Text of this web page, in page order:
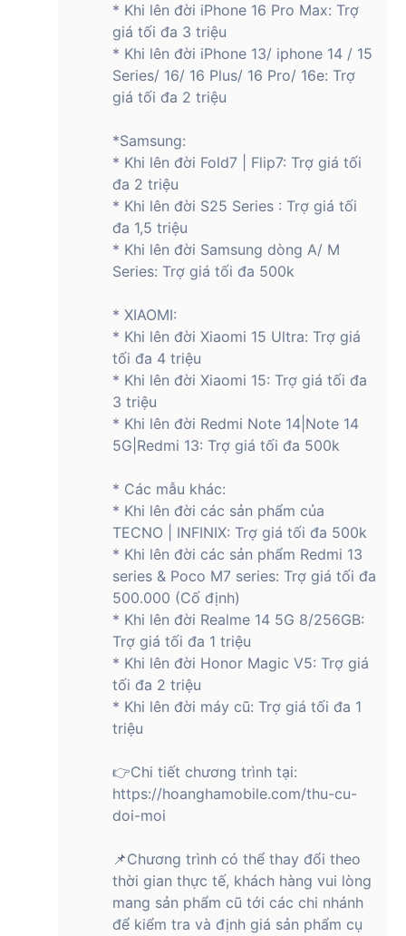
yêu cầu trải nghiệm hình ảnh chất lượng trên thiết bị di động.
HONOR 400 Lite sở hữu camera sau 108MP
đem lại khả năng chụp ảnh sáng rõ và quay
Điện thoại được trang bị cụm camera sau ấn tượng với cảm
biến chính 108MP, mang lại khả năng chụp ảnh cực kỳ sắc
nét, kể cả trong điều kiện ánh sáng yếu. Ống kính độ phân
giải cao giúp tái hiện chi tiết rõ ràng từng đường nét, từ cảnh
vật thiên nhiên cho đến chân dung người.
Ngoài ra, camera phụ 5MP góc siêu rộng hỗ trợ người dùng
ghi lại những khung hình rộng lớn mà không cần phải lùi lại.
ảnh sống động, đầy đủ chiều sâu và màu sắc chân thực.
Khả năng quay video chất lượng cao cũng là một điểm cộng
lớn, phù hợp cho cả việc quay vlog, video gia đình hay clip
sáng tạo đăng mạng xã hội. Với sự kết hợp mạnh mẽ giữa
phần cứng và thuật toán xử lý ảnh từ HONOR, bạn sẽ luôn có
những khung hình chất lượng cao chỉ với một lần bấm máy.
Hiệu năng được tăng cường với chip
Dimensity 7025 5G và RAM 12GB
HONOR 400 Lite là một lựa chọn lý tưởng cho những ai đang
tìm kiếm hiệu năng mạnh mẽ trong tầm giá hợp lý. Sức mạnh
của thiết bị đến từ vi xử lý MediaTek Dimensity 7025 5G -
dòng chip tám nhân hiện đại được sản xuất trên tiến trình
tiên tiến, tối ưu hóa giữa hiệu năng và mức tiêu thụ điện
năng. Nhờ con chip này, máy có thể xử lý mượt mà các tác
vụ nặng cũng như chạy nhiều ứng dụng cùng lúc mà không
Đồng hành với vi xử lý mạnh mẽ là dung lượng RAM 12GB,
giúp thiết bị dễ dàng duy trì hiệu suất ổn định trong các tình
nhạc, vừa mở các ứng dụng công việc như email hay trình
chỉnh sửa văn bản mà vẫn đảm bảo tốc độ phản hồi nhanh
điểm cộng lớn, cho phép người dùng thoải mái lưu trữ hình
ảnh, video, tài liệu và ứng dụng mà không cần lo đến việc
xóa bớt dữ liệu thường xuyên.
Ngoài ra, điện thoại còn được trang bị hệ điều hành MagicOS
* Khi lên đời iPhone 16 Pro Max: Trợ
giá tối đa 3 triệu
* Khi lên đời iPhone 13/ iphone 14 / 15
Series/ 16/ 16 Plus/ 16 Pro/ 16e: Trợ
giá tối đa 2 triệu
*Samsung:
* Khi lên đời Fold7 | Flip7: Trợ giá tối
đa 2 triệu
* Khi lên đời S25 Series : Trợ giá tối
đa 1,5 triệu
* Khi lên đời Samsung dòng A/ M
Series: Trợ giá tối đa 500k
* XIAOMI:
* Khi lên đời Xiaomi 15 Ultra: Trợ giá
tối đa 4 triệu
* Khi lên đời Xiaomi 15: Trợ giá tối đa
3 triệu
* Khi lên đời Redmi Note 14|Note 14
5G|Redmi 13: Trợ giá tối đa 500k
* Các mẫu khác:
* Khi lên đời các sản phẩm của
TECNO | INFINIX: Trợ giá tối đa 500k
* Khi lên đời các sản phẩm Redmi 13
series & Poco M7 series: Trợ giá tối đa
500.000 (Cố định)
* Khi lên đời Realme 14 5G 8/256GB:
Trợ giá tối đa 1 triệu
* Khi lên đời Honor Magic V5: Trợ giá
tối đa 2 triệu
* Khi lên đời máy cũ: Trợ giá tối đa 1
triệu
👉Chi tiết chương trình tại:
https://hoanghamobile.com/thu-cu-
doi-moi
📌Chương trình có thể thay đổi theo
thời gian thực tế, khách hàng vui lòng
mang sản phẩm cũ tới các chi nhánh
để kiểm tra và định giá sản phẩm cụ